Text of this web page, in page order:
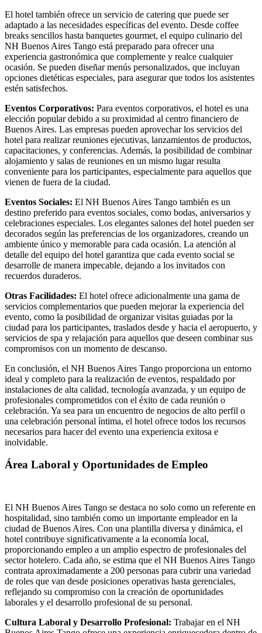
El hotel también ofrece un servicio de catering que puede ser
adaptado a las necesidades específicas del evento. Desde coffee
breaks sencillos hasta banquetes gourmet, el equipo culinario del
NH Buenos Aires Tango está preparado para ofrecer una
experiencia gastronómica que complemente y realce cualquier
ocasión. Se pueden diseñar menús personalizados, que incluyan
opciones dietéticas especiales, para asegurar que todos los asistentes
estén satisfechos.
Eventos Corporativos: Para eventos corporativos, el hotel es una
elección popular debido a su proximidad al centro financiero de
Buenos Aires. Las empresas pueden aprovechar los servicios del
hotel para realizar reuniones ejecutivas, lanzamientos de productos,
capacitaciones, y conferencias. Además, la posibilidad de combinar
alojamiento y salas de reuniones en un mismo lugar resulta
conveniente para los participantes, especialmente para aquellos que
vienen de fuera de la ciudad.
Eventos Sociales: El NH Buenos Aires Tango también es un
destino preferido para eventos sociales, como bodas, aniversarios y
celebraciones especiales. Los elegantes salones del hotel pueden ser
decorados según las preferencias de los organizadores, creando un
ambiente único y memorable para cada ocasión. La atención al
detalle del equipo del hotel garantiza que cada evento social se
desarrolle de manera impecable, dejando a los invitados con
recuerdos duraderos.
Otras Facilidades: El hotel ofrece adicionalmente una gama de
servicios complementarios que pueden mejorar la experiencia del
evento, como la posibilidad de organizar visitas guiadas por la
ciudad para los participantes, traslados desde y hacia el aeropuerto, y
servicios de spa y relajación para aquellos que deseen combinar sus
compromisos con un momento de descanso.
En conclusión, el NH Buenos Aires Tango proporciona un entorno
ideal y completo para la realización de eventos, respaldado por
instalaciones de alta calidad, tecnología avanzada, y un equipo de
profesionales comprometidos con el éxito de cada reunión o
celebración. Ya sea para un encuentro de negocios de alto perfil o
una celebración personal íntima, el hotel ofrece todos los recursos
necesarios para hacer del evento una experiencia exitosa e
inolvidable.
Área Laboral y Oportunidades de Empleo
El NH Buenos Aires Tango se destaca no solo como un referente en
hospitalidad, sino también como un importante empleador en la
ciudad de Buenos Aires. Con una plantilla diversa y dinámica, el
hotel contribuye significativamente a la economía local,
proporcionando empleo a un amplio espectro de profesionales del
sector hotelero. Cada año, se estima que el NH Buenos Aires Tango
contrata aproximadamente a 200 personas para cubrir una variedad
de roles que van desde posiciones operativas hasta gerenciales,
reflejando su compromiso con la creación de oportunidades
laborales y el desarrollo profesional de su personal.
Cultura Laboral y Desarrollo Profesional: Trabajar en el NH